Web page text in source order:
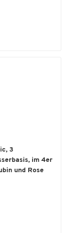
3
im 4er
und Rose